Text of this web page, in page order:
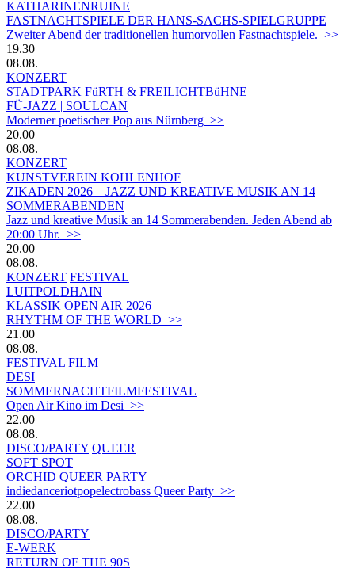
KATHARINENRUINE
FASTNACHTSPIELE DER HANS-SACHS-SPIELGRUPPE
Zweiter Abend der traditionellen humorvollen Fastnachtspiele. >>
19.30
08.08.
KONZERT
STADTPARK FüRTH & FREILICHTBüHNE
FÜ-JAZZ | SOULCAN
Moderner poetischer Pop aus Nürnberg >>
20.00
08.08.
KONZERT
KUNSTVEREIN KOHLENHOF
ZIKADEN 2026 – JAZZ UND KREATIVE MUSIK AN 14
SOMMERABENDEN
Jazz und kreative Musik an 14 Sommerabenden. Jeden Abend ab
20:00 Uhr. >>
20.00
08.08.
KONZERT FESTIVAL
LUITPOLDHAIN
KLASSIK OPEN AIR 2026
RHYTHM OF THE WORLD >>
21.00
08.08.
FESTIVAL FILM
DESI
SOMMERNACHTFILMFESTIVAL
Open Air Kino im Desi >>
22.00
08.08.
DISCO/PARTY QUEER
SOFT SPOT
ORCHID QUEER PARTY
indiedanceriotpopelectrobass Queer Party >>
22.00
08.08.
DISCO/PARTY
E-WERK
RETURN OF THE 90S